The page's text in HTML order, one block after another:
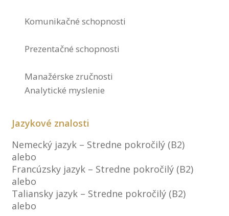
Komunikačné schopnosti
Prezentačné schopnosti
Manažérske zručnosti
Analytické myslenie
Jazykové znalosti
Nemecký jazyk – Stredne pokročilý (B2)
alebo
Francúzsky jazyk – Stredne pokročilý (B2)
alebo
Taliansky jazyk – Stredne pokročilý (B2)
alebo